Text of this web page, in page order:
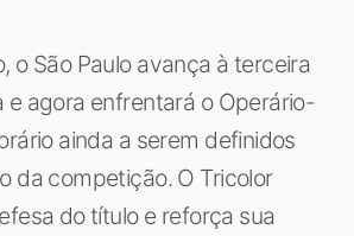
o São Paulo avança à terceira
e agora enfrentará o Operário-
ainda a serem definidos
da competição. O Tricolor
do título e reforça sua